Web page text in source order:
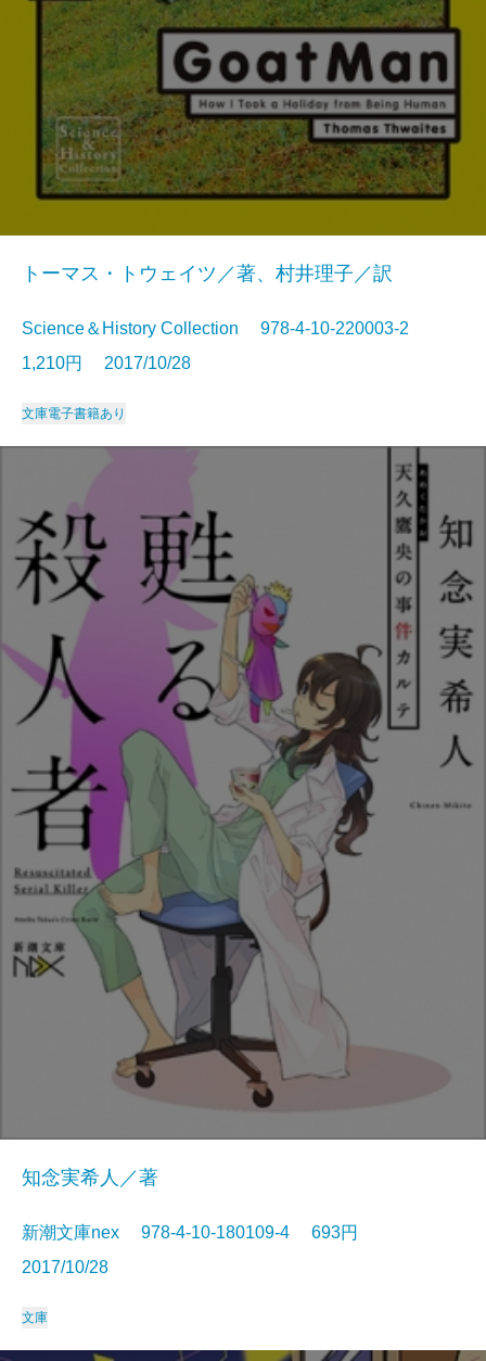
トーマス・トウェイツ／著、村井理子／訳
Science＆History Collection 978-4-10-220003-2
1,210円 2017/10/28
文庫電子書籍あり
知念実希人／著
新潮文庫nex 978-4-10-180109-4 693円
2017/10/28
文庫